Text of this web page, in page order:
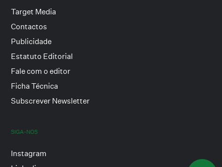
Target Media
Contactos
Publicidade
Estatuto Editorial
Fale com o editor
Ficha Técnica
Subscrever Newsletter
SIGA-NOS
Instagram